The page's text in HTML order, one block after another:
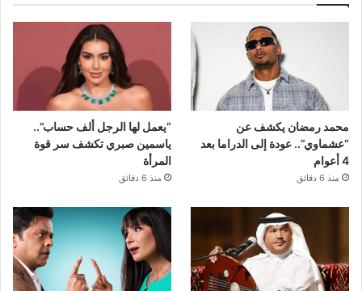
محمد رمضان يكشف عن
“عشماوي”.. عودة إلى الدراما بعد
4 أعوام
منذ 6 دقائق
“يعمل لها الرجل ألف حساب”..
ياسمين صبري تكشف سر قوة
المرأة
منذ 6 دقائق